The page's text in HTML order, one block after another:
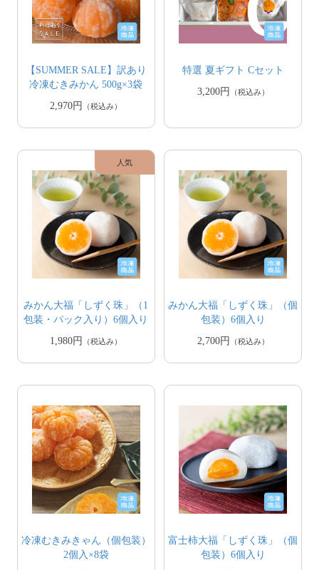
【SUMMER SALE】訳あり
冷凍むきみかん 500g×3袋
2,970円
（税込み）
特選 夏ギフト Cセット
3,200円
（税込み）
みかん大福「しずく珠」（1
包装・パック入り）6個入り
1,980円
（税込み）
みかん大福「しずく珠」（個
包装）6個入り
2,700円
（税込み）
冷凍むきみきゃん（個包装）
2個入×8袋
富士柿大福「しずく珠」（個
包装）6個入り